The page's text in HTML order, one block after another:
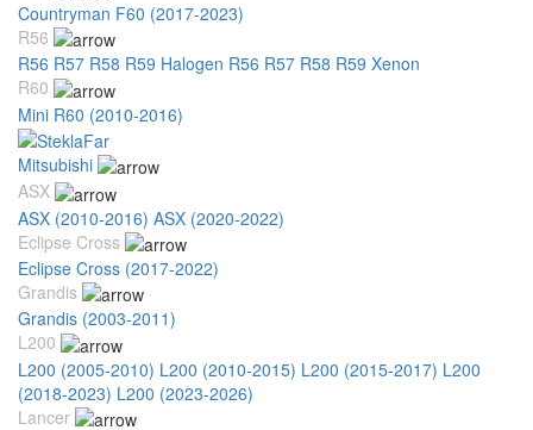
Countryman F60 (2017-2023)
R56
R56 R57 R58 R59 Halogen R56 R57 R58 R59 Xenon
R60
Mini R60 (2010-2016)
Mitsubishi
ASX
ASX (2010-2016) ASX (2020-2022)
Eclipse Cross
Eclipse Cross (2017-2022)
Grandis
Grandis (2003-2011)
L200
L200 (2005-2010) L200 (2010-2015) L200 (2015-2017) L200
(2018-2023) L200 (2023-2026)
Lancer